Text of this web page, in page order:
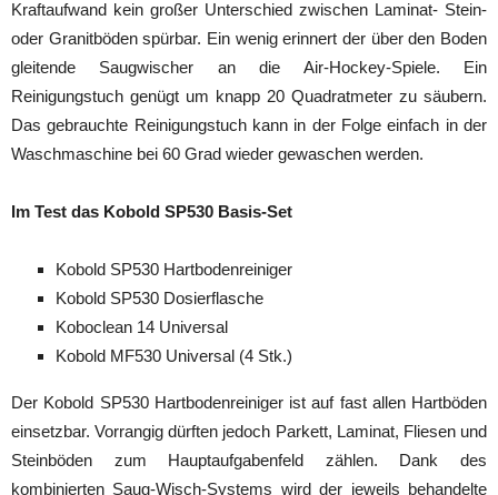
Kraftaufwand kein großer Unterschied zwischen Laminat- Stein-
oder Granitböden spürbar. Ein wenig erinnert der über den Boden
gleitende Saugwischer an die Air-Hockey-Spiele. Ein
Reinigungstuch genügt um knapp 20 Quadratmeter zu säubern.
Das gebrauchte Reinigungstuch kann in der Folge einfach in der
Waschmaschine bei 60 Grad wieder gewaschen werden.
Im Test das Kobold SP530 Basis-Set
Kobold SP530 Hartbodenreiniger
Kobold SP530 Dosierflasche
Koboclean 14 Universal
Kobold MF530 Universal (4 Stk.)
Der Kobold SP530 Hartbodenreiniger ist auf fast allen Hartböden
einsetzbar. Vorrangig dürften jedoch Parkett, Laminat, Fliesen und
Steinböden zum Hauptaufgabenfeld zählen. Dank des
kombinierten Saug-Wisch-Systems wird der jeweils behandelte